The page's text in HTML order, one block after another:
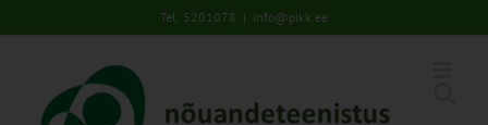
to
Tel: 5201078 | info@pikk.ee